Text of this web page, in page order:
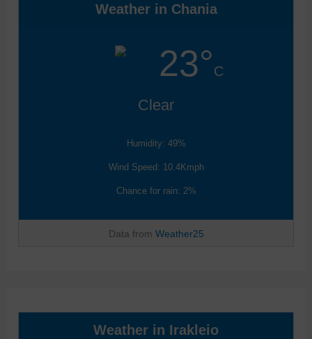
Weather in Chania
23°C
Clear
Humidity: 49%
Wind Speed: 10.4Kmph
Chance for rain: 2%
Data from Weather25
Weather in Irakleio